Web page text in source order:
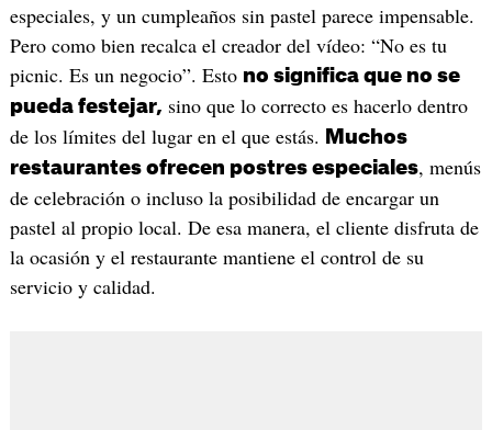
especiales, y un cumpleaños sin pastel parece impensable.
Pero como bien recalca el creador del vídeo: “No es tu
picnic. Es un negocio”. Esto no significa que no se
pueda festejar, sino que lo correcto es hacerlo dentro
de los límites del lugar en el que estás.
Muchos
restaurantes ofrecen postres especiales, menús
de celebración o incluso la posibilidad de encargar un
pastel al propio local. De esa manera, el cliente disfruta de
la ocasión y el restaurante mantiene el control de su
servicio y calidad.